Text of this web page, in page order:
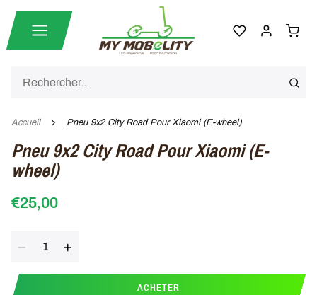
Accueil Pneu 9x2 City Road Pour Xiaomi (E-wheel)
Pneu 9x2 City Road Pour Xiaomi (E-
wheel)
€25,00
ACHETER